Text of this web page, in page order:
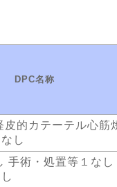
DPC名称
皮的カテーテル心筋
し
手術・処置等１なし